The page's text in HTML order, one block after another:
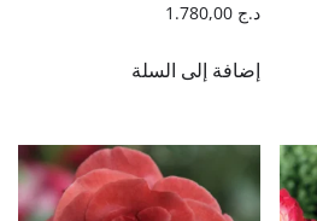
د.ج 1.780,00
إضافة إلى السلة